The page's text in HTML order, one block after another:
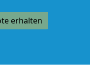
erhalten